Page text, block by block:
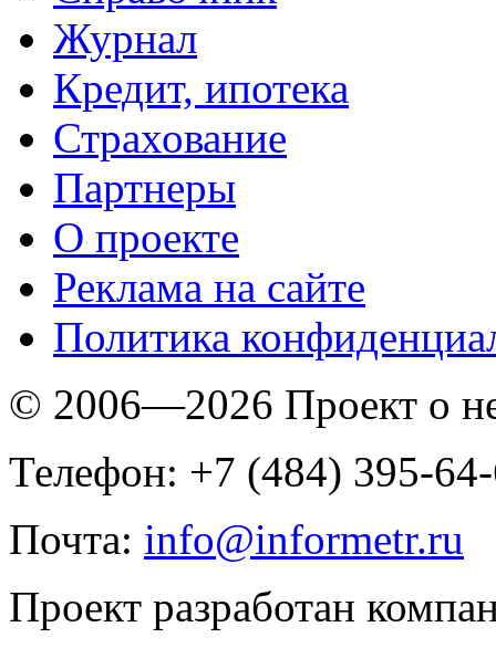
Журнал
Кредит, ипотека
Страхование
Партнеры
O проекте
Реклама на сайте
Политика
© 2006—2026 Проект о
Телефон: +7 (484) 395-
Почта: info@informetr.ru
Проект разработан